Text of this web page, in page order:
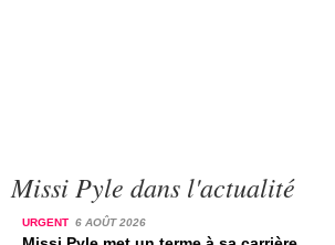
Missi Pyle dans l'actualité
URGENT 6 AOÛT 2026